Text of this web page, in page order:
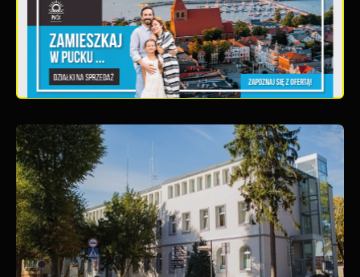
Teatralne lato - Zdrowo i kolorowo